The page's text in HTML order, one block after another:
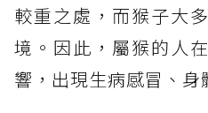
較重之處，而猴子大
境。因此，屬猴的人
響，出現生病感冒、身